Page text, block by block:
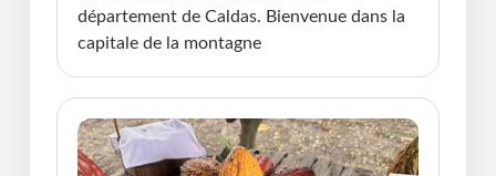
département de Caldas. Bienvenue dans la
capitale de la montagne